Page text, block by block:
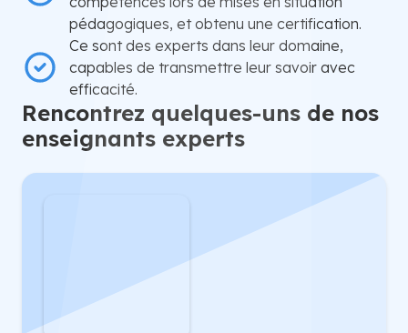
pédagogiques, et obtenu une certification.
Ce sont des experts dans leur domaine,
capables de transmettre leur savoir avec
efficacité.
Rencontrez quelques-uns de nos
enseignants experts